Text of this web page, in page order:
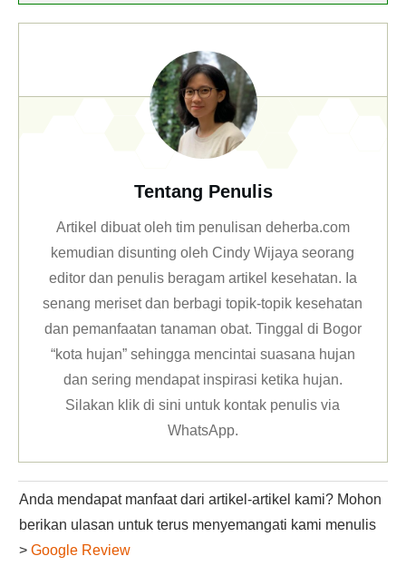
Tentang Penulis
Artikel dibuat oleh tim penulisan deherba.com
kemudian disunting oleh Cindy Wijaya seorang
editor dan penulis beragam artikel kesehatan. Ia
senang meriset dan berbagi topik-topik kesehatan
dan pemanfaatan tanaman obat. Tinggal di Bogor
“kota hujan” sehingga mencintai suasana hujan
dan sering mendapat inspirasi ketika hujan.
Silakan klikdi sini untuk kontak penulis via
WhatsApp.
Anda mendapat manfaat dari artikel-artikel kami? Mohon
berikan ulasan untuk terus menyemangati kami menulis
> Google Review